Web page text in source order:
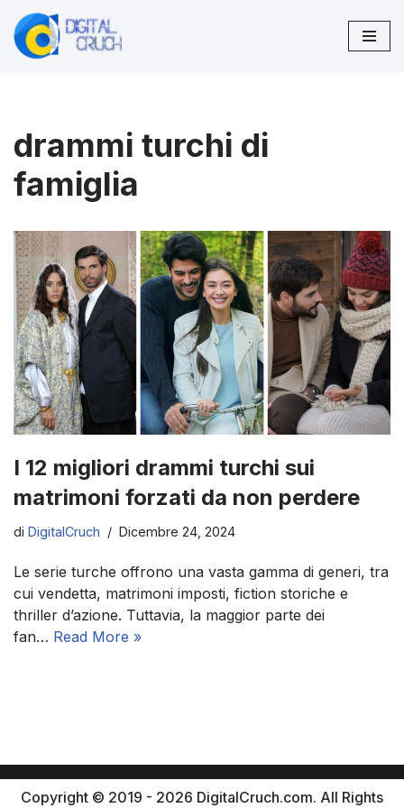
Vai
drammi turchi di
famiglia
I 12 migliori drammi turchi sui
matrimoni forzati da non perdere
di DigitalCruch Dicembre 24, 2024
Le serie turche offrono una vasta gamma di generi, tra
cui vendetta, matrimoni imposti, fiction storiche e
thriller d’azione. Tuttavia, la maggior parte dei
fan… Read More »
Copyright © 2019 - 2026 DigitalCruch.com. All Rights